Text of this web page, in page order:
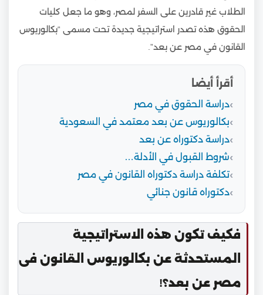
الطلاب غير قادرين على السفر لمصر، وهو ما جعل كليات
الحقوق هذه تصدر استراتيجية جديدة تحت مسمى “بكالوريوس
القانون في مصر عن بعد”.
أقرأ أيضا
دراسة الحقوق في مصر
بكالوريوس عن بعد معتمد في السعودية
دراسة دكتوراه عن بعد
شروط القبول في الأدلة…
تكلفة دراسة دكتوراه القانون في مصر
دكتوراه قانون جنائي
فكيف تكون هذه الاستراتيجية
المستحدثة عن بكالوريوس القانون فى
مصر عن بعد؟!